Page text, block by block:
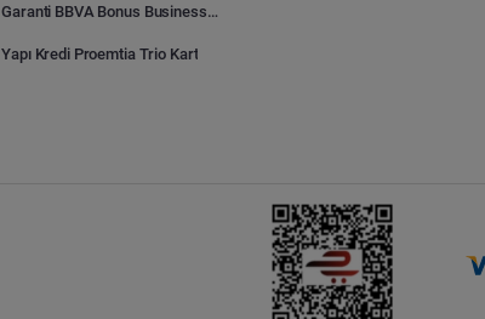
Garanti BBVA Bonus Business Proemtia Bayi Kart
Yapı Kredi Proemtia Trio Kart